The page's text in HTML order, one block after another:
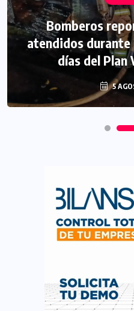
Bomberos
atendidos
días del Plan
5